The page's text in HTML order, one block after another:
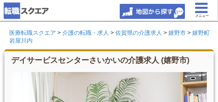
メニュー
医療転職スクエア > 介護の転職・求人 > 佐賀県の介護求人 > 嬉野市 > 嬉野町
岩屋川内
デイサービスセンターさいかいの介護求人 (嬉野市)